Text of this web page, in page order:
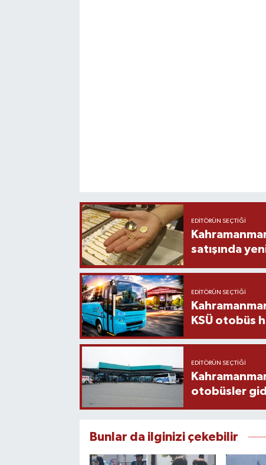
EDITÖRÜN SEÇTIĞI
satışında
EDITÖRÜN SEÇTIĞI
KSÜ otobüs
EDITÖRÜN SEÇTIĞI
otobüsler
Bunlar da ilginizi çekebilir